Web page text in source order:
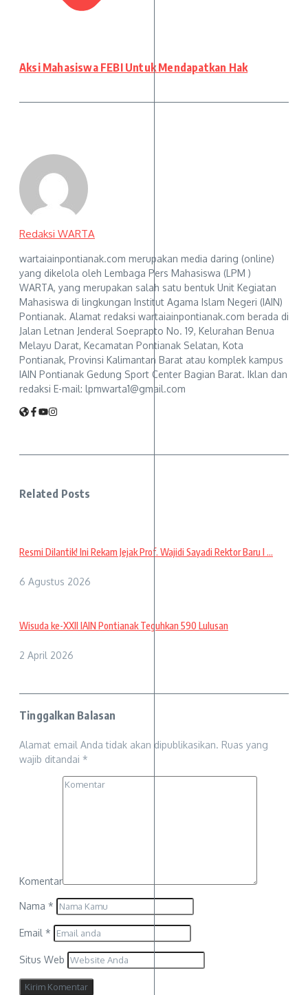
Aksi Mahasiswa FEBI Untuk Mendapatkan Hak
Redaksi WARTA
wartaiainpontianak.com merupakan media daring (online)
yang dikelola oleh Lembaga Pers Mahasiswa (LPM )
WARTA, yang merupakan salah satu bentuk Unit Kegiatan
Mahasiswa di lingkungan Institut Agama Islam Negeri (IAIN)
Pontianak. Alamat redaksi wartaiainpontianak.com berada di
Jalan Letnan Jenderal Soeprapto No. 19, Kelurahan Benua
Melayu Darat, Kecamatan Pontianak Selatan, Kota
Pontianak, Provinsi Kalimantan Barat atau komplek kampus
IAIN Pontianak Gedung Sport Center Bagian Barat. Iklan dan
redaksi E-mail: lpmwarta1@gmail.com
Related Posts
Resmi Dilantik! Ini Rekam Jejak Prof. Wajidi Sayadi Rektor Baru I ...
6 Agustus 2026
Wisuda ke-XXII IAIN Pontianak Teguhkan 590 Lulusan
2 April 2026
Tinggalkan Balasan
Alamat email Anda tidak akan dipublikasikan. Ruas yang
wajib ditandai *
Komentar
Nama *
Email *
Situs Web